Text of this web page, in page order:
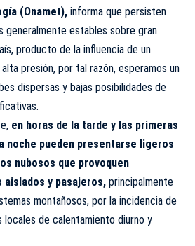
(Onamet), informa que persisten
generalmente estables sobre gran
producto de la influencia de un
presión, por tal razón, esperamos un
dispersas y bajas posibilidades de
en horas de la tarde y las primeras
noche pueden presentarse ligeros
nubosos que provoquen
aislados y pasajeros, principalmente
montañosos, por la incidencia de
de calentamiento diurno y